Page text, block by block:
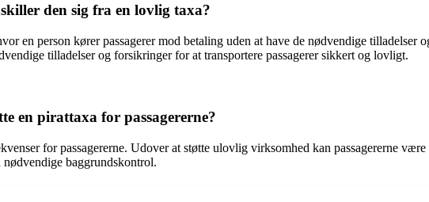
den sig fra en lovlig taxa?
en person kører passagerer mod betaling uden at have de nødvendige
tilladelser og forsikringer for at transportere passagerer sikkert og lovligt.
en pirattaxa for passagererne?
for passagererne. Udover at støtte ulovlig virksomhed kan passagererne
baggrundskontrol.